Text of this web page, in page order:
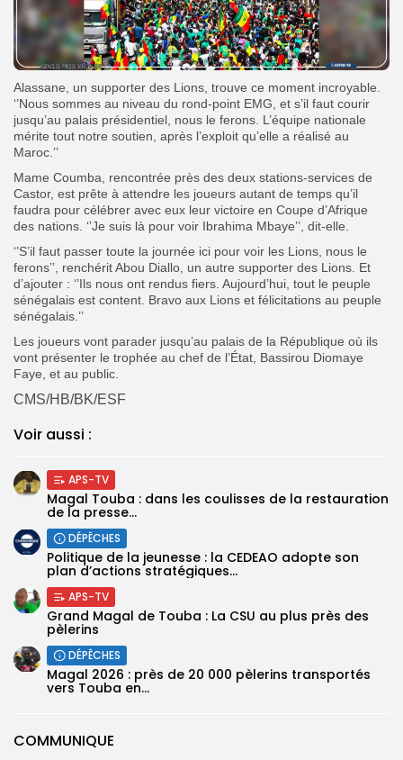
COMMUNIQUE
Alassane, un supporter des Lions, trouve ce moment incroyable.
‘’Nous sommes au niveau du rond-point EMG, et s’il faut courir
jusqu’au palais présidentiel, nous le ferons. L’équipe nationale
mérite tout notre soutien, après l’exploit qu’elle a réalisé au
Maroc.’’
Mame Coumba, rencontrée près des deux stations-services de
Castor, est prête à attendre les joueurs autant de temps qu’il
faudra pour célébrer avec eux leur victoire en Coupe d’Afrique
des nations. ‘’Je suis là pour voir Ibrahima Mbaye’’, dit-elle.
‘’S’il faut passer toute la journée ici pour voir les Lions, nous le
ferons’’, renchérit Abou Diallo, un autre supporter des Lions. Et
d’ajouter : ‘’Ils nous ont rendus fiers. Aujourd’hui, tout le peuple
sénégalais est content. Bravo aux Lions et félicitations au peuple
sénégalais.’’
Les joueurs vont parader jusqu’au palais de la République où ils
vont présenter le trophée au chef de l’État, Bassirou Diomaye
Faye, et au public.
CMS/HB/BK/ESF
Voir aussi :
APS-TV
Magal Touba : dans les coulisses de la restauration
de la presse...
DÉPÊCHES
Politique de la jeunesse : la CEDEAO adopte son
plan d’actions stratégiques...
APS-TV
Grand Magal de Touba : La CSU au plus près des
pèlerins
DÉPÊCHES
Magal 2026 : près de 20 000 pèlerins transportés
vers Touba en...